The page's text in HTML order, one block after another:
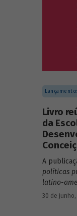
foram
Livro
da
A
políticas
latino-
edição da
30 de junho,